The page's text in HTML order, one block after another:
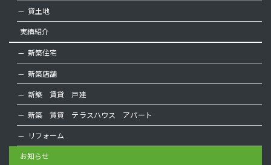
貸土地
実績紹介
新築住宅
新築店舗
新築 賃貸 戸建
新築 賃貸 テラスハウス アパート
リフォーム
お知らせ